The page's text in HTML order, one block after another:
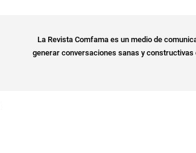
La Revista Comfama es un medio de
generar conversaciones sanas y